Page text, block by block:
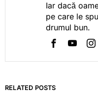
Iar dacă
pe care le
drumul bun.
RELATED POSTS